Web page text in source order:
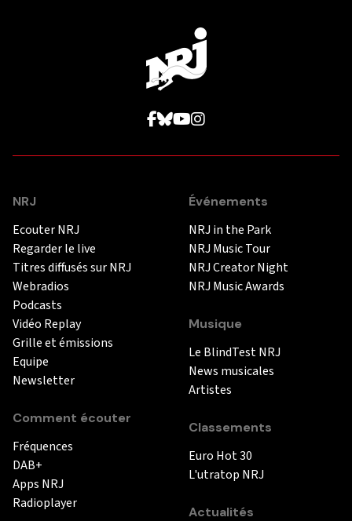
NRJ
Ecouter NRJ
Regarder le live
Titres diffusés sur NRJ
Webradios
Podcasts
Vidéo Replay
Grille et émissions
Equipe
Newsletter
Comment écouter
Fréquences
DAB+
Apps NRJ
Radioplayer
Événements
NRJ in the Park
NRJ Music Tour
NRJ Creator Night
NRJ Music Awards
Musique
Le BlindTest NRJ
News musicales
Artistes
Classements
Euro Hot 30
L'utratop NRJ
Actualités